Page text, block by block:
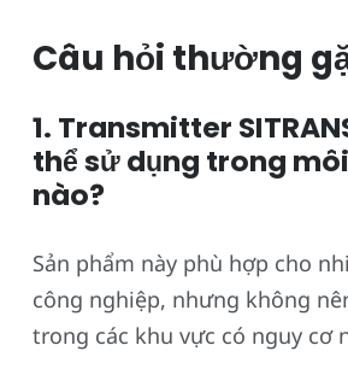
Câu hỏi thường
1. Transmitter
thể sử dụng trong
nào?
Sản phẩm này phù hợp cho
công nghiệp, nhưng không
trong các khu vực có nguy cơ